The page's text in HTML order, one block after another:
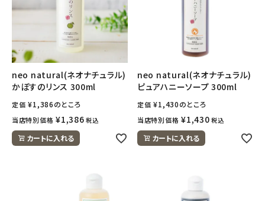
neo natural(ネオナチュラル)
かぼすのリンス 300ml
定価 ¥1,386のところ
当店特別価格 ¥1,386 税込
カートに入れる
neo natural(ネオナチュラル)
ピュアハニーソープ 300ml
定価 ¥1,430のところ
当店特別価格 ¥1,430 税込
カートに入れる